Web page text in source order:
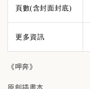
頁數(含封面封底)
更多資訊
《呷奔》
原創插畫本